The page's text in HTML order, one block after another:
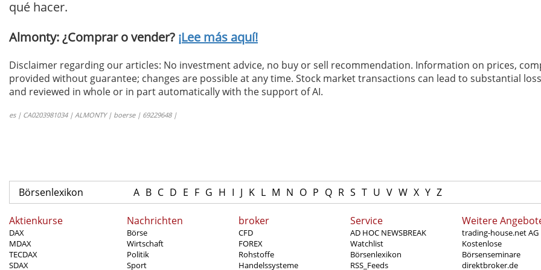
qué hacer.
Almonty: ¿Comprar o vender? ¡Lee más aquí!
Disclaimer regarding our articles: No investment advice, no buy or sell recommendation. Information on prices,
provided without guarantee; changes are possible at any time. Stock market transactions can lead to substantial
and reviewed in whole or in part automatically with the support of AI.
es | CA0203981034 | ALMONTY | boerse | 69229648 |
Börsenlexikon A B C D E F G H I J K L M N O P Q R S T U V W X Y Z
Aktienkurse
DAX
MDAX
TECDAX
SDAX
Nachrichten
Börse
Wirtschaft
Politik
Sport
broker
CFD
FOREX
Rohstoffe
Handelssysteme
Service
AD HOC NEWSBREAK
Watchlist
Börsenlexikon
RSS_Feeds
Weitere
trading-house.net AG
Kostenlose
Börsenseminare
direktbroker.de